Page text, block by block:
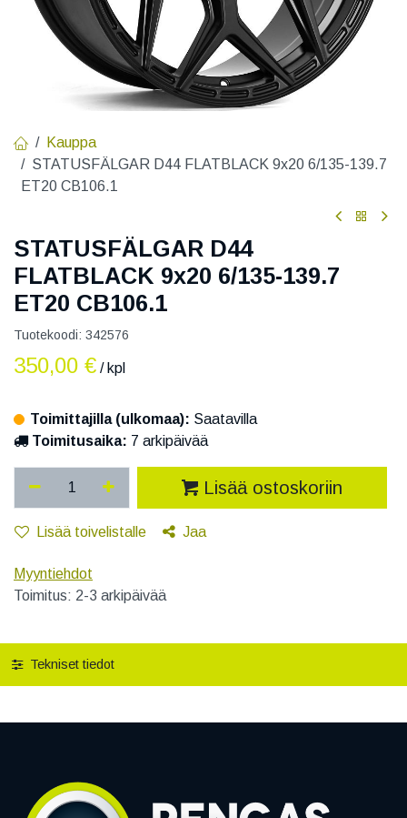
Kauppa
STATUSFÄLGAR D44 FLATBLACK 9x20 6/135-139.7
ET20 CB106.1
STATUSFÄLGAR D44
FLATBLACK 9x20 6/135-139.7
ET20 CB106.1
Tuotekoodi: 342576
350,00 € / kpl
Toimittajilla (ulkomaa): Saatavilla
Toimitusaika: 7 arkipäivää
Lisää ostoskoriin
Lisää toivelistalle Jaa
Myyntiehdot
Toimitus: 2-3 arkipäivää
Tekniset tiedot